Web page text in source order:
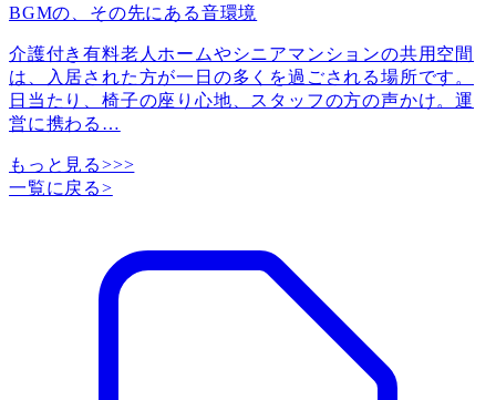
BGMの、その先にある音環境
介護付き有料老人ホームやシニアマンションの共用空間
は、入居された方が一日の多くを過ごされる場所です。
日当たり、椅子の座り心地、スタッフの方の声かけ。運
営に携わる …
もっと見る>>>
一覧に戻る>